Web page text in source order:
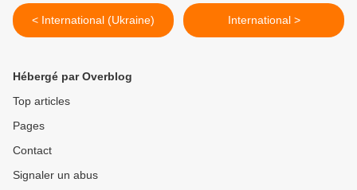
< International (Ukraine) International >
Hébergé par Overblog
Top articles
Pages
Contact
Signaler un abus